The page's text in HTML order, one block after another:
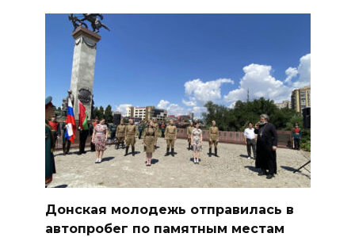
Донская молодежь отправилась в
автопробег по памятным местам